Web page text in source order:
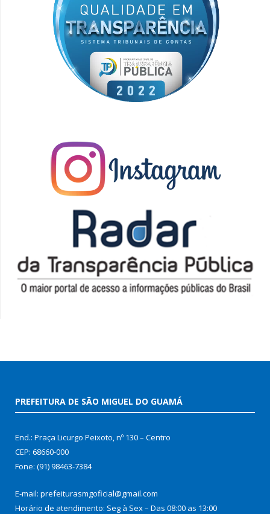
PREFEITURA DE SÃO MIGUEL DO GUAMÁ
End.: Praça Licurgo Peixoto, nº 130 – Centro
CEP: 68660-000
Fone: (91) 98463-7384
E-mail: prefeiturasmgoficial@gmail.com
Horário de atendimento: Seg à Sex – Das 08:00 as 13:00